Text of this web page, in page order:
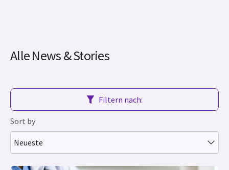
Alle News & Stories
Filtern nach:
Sort by
Neueste